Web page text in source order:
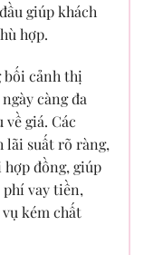
giúp khách
hợp.
cảnh thị
càng đa
giá. Các
lãi suất rõ ràng,
đồng, giúp
vay tiền,
kém chất